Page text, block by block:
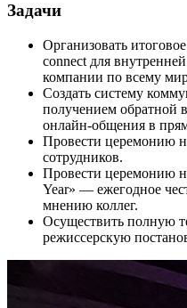
Задачи
Организовать
connect для
компании по всему
Создать систему
получением обратной
онлайн-общения в
Провести церемонию
сотрудников.
Провести церемонию
Year» — ежегодное
мнению коллег.
Осуществить полную
режиссерскую